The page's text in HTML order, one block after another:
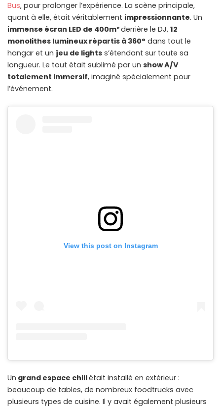
Bus, pour prolonger l’expérience. La scène principale,
quant à elle, était véritablement impressionnante. Un
immense écran LED de 400m²derrière le DJ, 12
monolithes lumineux répartis à 360° dans tout le
hangar et un jeu de lights s’étendant sur toute sa
longueur. Le tout était sublimé par un show A/V
totalement immersif, imaginé spécialement pour
l’événement.
View this post on Instagram
Un grand espace chillétait installé en extérieur :
beaucoup de tables, de nombreux foodtrucks avec
plusieurs types de cuisine. Il y avait également plusieurs